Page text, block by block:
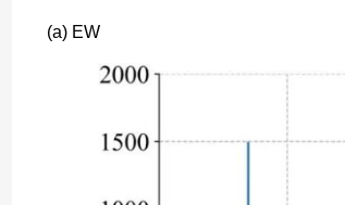
(a) EW